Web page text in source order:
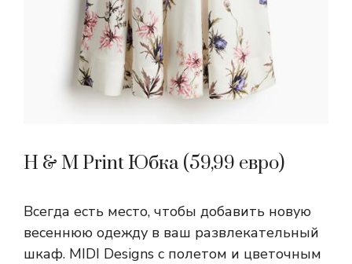
H & M Print Юбка (59,99 евро)
Всегда есть место, чтобы добавить новую
весеннюю одежду в ваш развлекательный
шкаф. MIDI Designs с полетом и цветочным